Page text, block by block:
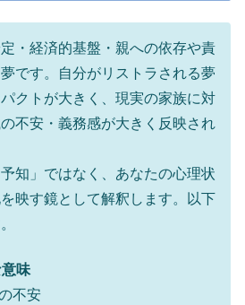
・経済的基盤・親への依存や責
です。自分がリストラされる夢
クトが大きく、現実の家族に対
不安・義務感が大きく反映され
知」ではなく、あなたの心理状
映す鏡として解釈します。以下
味
不安